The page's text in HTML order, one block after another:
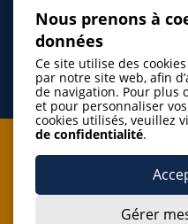
Je
Nous prenons à
données
Ce site utilise des
par notre site web, afin
de navigation. Pour plus
et pour personnaliser
cookies utilisés, veuillez
de confidentialité.
Gérer